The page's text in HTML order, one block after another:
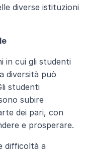
diverse istituzioni
in cui gli studenti
diversità può
studenti
subire
dei pari, con
e prosperare.
difficoltà a